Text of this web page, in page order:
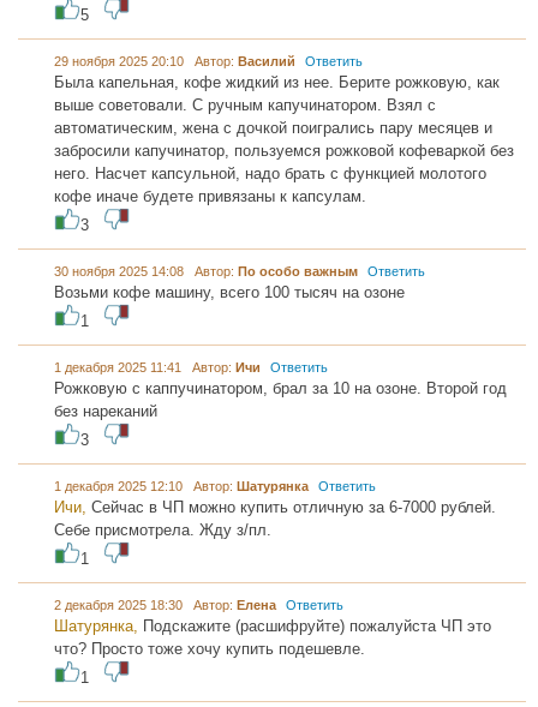
5
29 ноября 2025 20:10 Автор: Василий Ответить
Была капельная, кофе жидкий из нее. Берите рожковую, как
выше советовали. С ручным капучинатором. Взял с
автоматическим, жена с дочкой поигрались пару месяцев и
забросили капучинатор, пользуемся рожковой кофеваркой без
него. Насчет капсульной, надо брать с функцией молотого
кофе иначе будете привязаны к капсулам.
3
30 ноября 2025 14:08 Автор: По особо важным Ответить
Возьми кофе машину, всего 100 тысяч на озоне
1
1 декабря 2025 11:41 Автор: Ичи Ответить
Рожковую с каппучинатором, брал за 10 на озоне. Второй год
без нареканий
3
1 декабря 2025 12:10 Автор: Шатурянка Ответить
Ичи, Сейчас в ЧП можно купить отличную за 6-7000 рублей.
Себе присмотрела. Жду з/пл.
1
2 декабря 2025 18:30 Автор: Елена Ответить
Шатурянка, Подскажите (расшифруйте) пожалуйста ЧП это
что? Просто тоже хочу купить подешевле.
1